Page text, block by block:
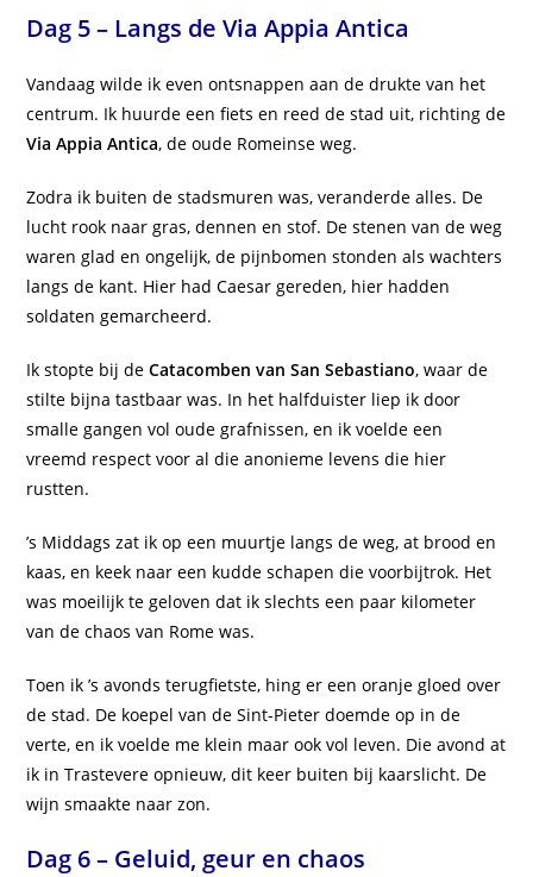
Dag 5 – Langs de Via Appia Antica
Vandaag wilde ik even ontsnappen aan de drukte van het
centrum. Ik huurde een fiets en reed de stad uit, richting de
Via Appia Antica, de oude Romeinse weg.
Zodra ik buiten de stadsmuren was, veranderde alles. De
lucht rook naar gras, dennen en stof. De stenen van de weg
waren glad en ongelijk, de pijnbomen stonden als wachters
langs de kant. Hier had Caesar gereden, hier hadden
soldaten gemarcheerd.
Ik stopte bij deCatacomben van San Sebastiano, waar de
stilte bijna tastbaar was. In het halfduister liep ik door
smalle gangen vol oude grafnissen, en ik voelde een
vreemd respect voor al die anonieme levens die hier
rustten.
’s Middags zat ik op een muurtje langs de weg, at brood en
kaas, en keek naar een kudde schapen die voorbijtrok. Het
was moeilijk te geloven dat ik slechts een paar kilometer
van de chaos van Rome was.
Toen ik ’s avonds terugfietste, hing er een oranje gloed over
de stad. De koepel van de Sint-Pieter doemde op in de
verte, en ik voelde me klein maar ook vol leven. Die avond at
ik in Trastevere opnieuw, dit keer buiten bij kaarslicht. De
wijn smaakte naar zon.
Dag 6 – Geluid, geur en chaos